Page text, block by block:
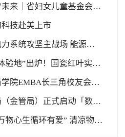
女儿童基金会携爱心企业走进永城薛湖镇
技赴美上市
坚主战场 能源转型呼唤“场景共建”
炉！国瓷红叶实力登榜，江西唯一
三角校友会第四届“智创未来”论坛举行
元」先导计划第二阶段清算测试工作，标志着香港央行数字货币
有爱” 清凉物资助力喀什少年儿童逐梦绿茵